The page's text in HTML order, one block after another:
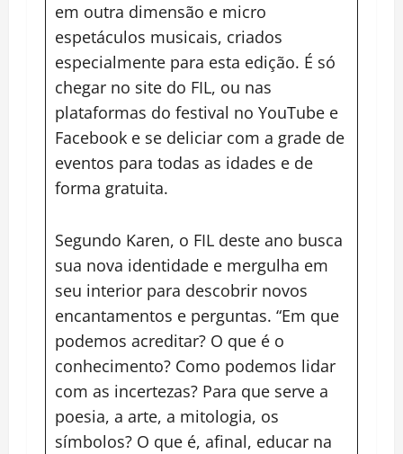
em outra dimensão e micro
espetáculos musicais, criados
especialmente para esta edição. É só
chegar no site do FIL, ou nas
plataformas do festival no YouTube e
Facebook e se deliciar com a grade de
eventos para todas as idades e de
forma gratuita.
Segundo Karen, o FIL deste ano busca
sua nova identidade e mergulha em
seu interior para descobrir novos
encantamentos e perguntas. “Em que
podemos acreditar? O que é o
conhecimento? Como podemos lidar
com as incertezas? Para que serve a
poesia, a arte, a mitologia, os
símbolos? O que é, afinal, educar na